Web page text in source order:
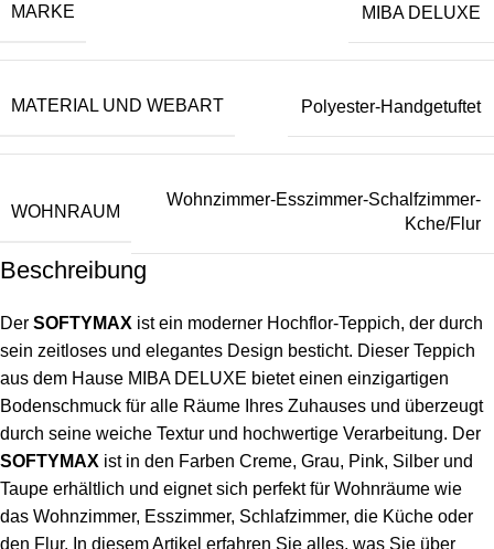
MARKE MIBA DELUXE
MATERIAL UND WEBART Polyester-Handgetuftet
WOHNRAUM
Wohnzimmer-Esszimmer-Schalfzimmer-
Kche/Flur
Beschreibung
Der SOFTYMAX ist ein moderner Hochflor-Teppich, der durch
sein zeitloses und elegantes Design besticht. Dieser Teppich
aus dem Hause MIBA DELUXE bietet einen einzigartigen
Bodenschmuck für alle Räume Ihres Zuhauses und überzeugt
durch seine weiche Textur und hochwertige Verarbeitung. Der
SOFTYMAX ist in den Farben Creme, Grau, Pink, Silber und
Taupe erhältlich und eignet sich perfekt für Wohnräume wie
das Wohnzimmer, Esszimmer, Schlafzimmer, die Küche oder
den Flur. In diesem Artikel erfahren Sie alles, was Sie über